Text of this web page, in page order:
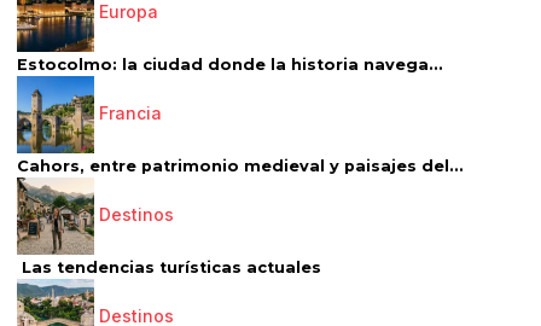
Europa
Estocolmo: la ciudad donde la historia navega...
Francia
Cahors, entre patrimonio medieval y paisajes del...
Destinos
Las tendencias turísticas actuales
Destinos